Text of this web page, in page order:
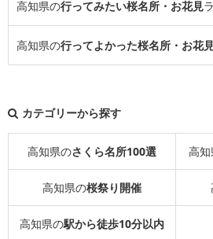
高知県の行ってみたい桜名所・お花見
高知県の行ってよかった桜名所・お花
カテゴリーから探す
高知県のさくら名所100選 高
高知県の桜祭り開催
高知県の駅から徒歩10分以内